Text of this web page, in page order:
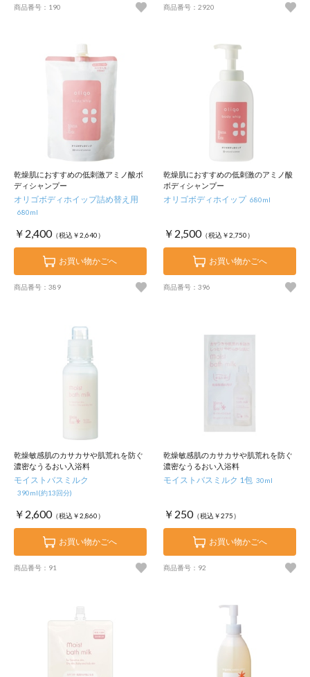
商品番号：190 商品番号：2920
乾燥肌におすすめの低刺激アミノ酸ボ
ディシャンプー
オリゴボディホイップ詰め替え用
680ml
￥2,400（税込￥2,640）
お買い物かごへ
商品番号：389
乾燥肌におすすめの低刺激のアミノ酸
ボディシャンプー
オリゴボディホイップ 680ml
￥2,500（税込￥2,750）
お買い物かごへ
商品番号：396
乾燥敏感肌のカサカサや肌荒れを防ぐ
濃密なうるおい入浴料
モイストバスミルク
390ml(約13回分)
￥2,600（税込￥2,860）
お買い物かごへ
商品番号：91
乾燥敏感肌のカサカサや肌荒れを防ぐ
濃密なうるおい入浴料
モイストバスミルク 1包 30ml
￥250（税込￥275）
お買い物かごへ
商品番号：92